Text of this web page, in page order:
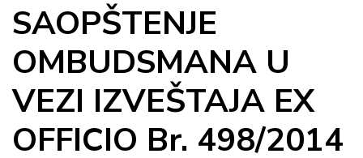
SAOPŠTENJE
OMBUDSMANA U
VEZI IZVEŠTAJA EX
OFFICIO Br. 498/2014